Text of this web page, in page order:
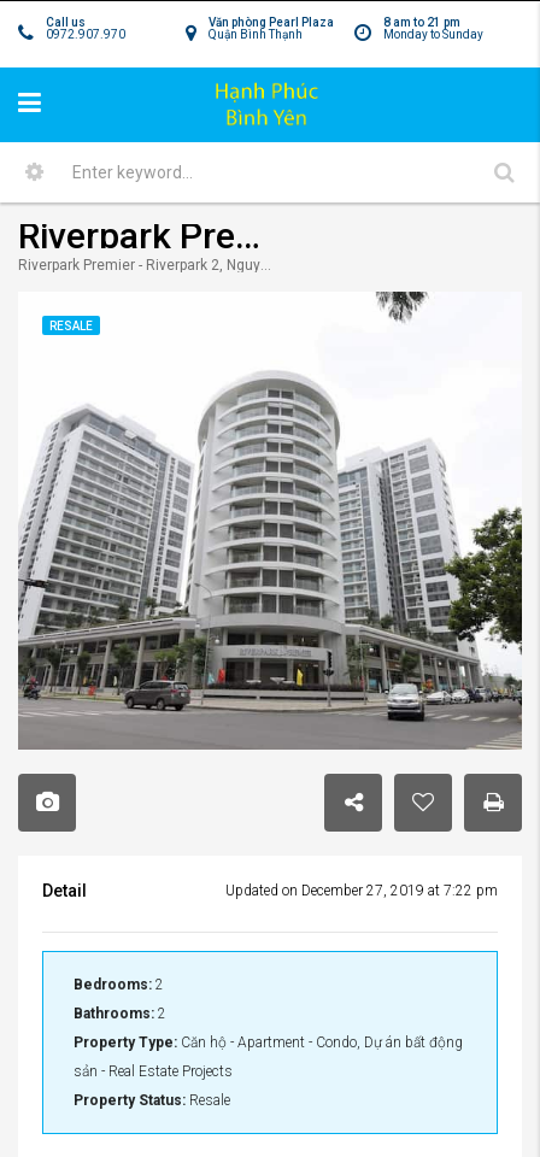
8 am to 21 pm
Monday to Sunday
Văn phòng Pearl Plaza
Quận Bình Thạnh
Call us
0972.907.970
Riverpark Premier quận 7 – Sự thịnh vượng lâu dài được nuôi dưỡng bởi những tinh hoa cao cấp.
Riverpark Premier - Riverpark 2, Nguyễn Đức Cảnh, Tân Phong, Quận 7, Hồ Chí Minh, Việt Nam
RESALE
Detail Updated on December 27, 2019 at 7:22 pm
Bedrooms: 2
Bathrooms: 2
Property Type: Căn hộ - Apartment - Condo, Dự án bất động
sản - Real Estate Projects
Property Status: Resale